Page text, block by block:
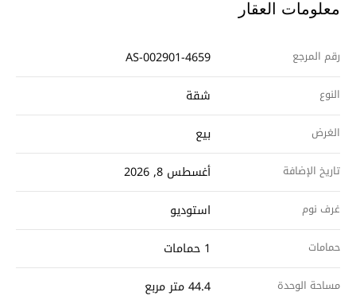
معلومات العقار
رقم المرجع AS-002901-4659
النوع شقة
الغرض بيع
تاريخ الإضافة أغسطس 8, 2026
غرف نوم استوديو
حمامات 1 حمامات
مساحة الوحدة 44.4 متر مربع